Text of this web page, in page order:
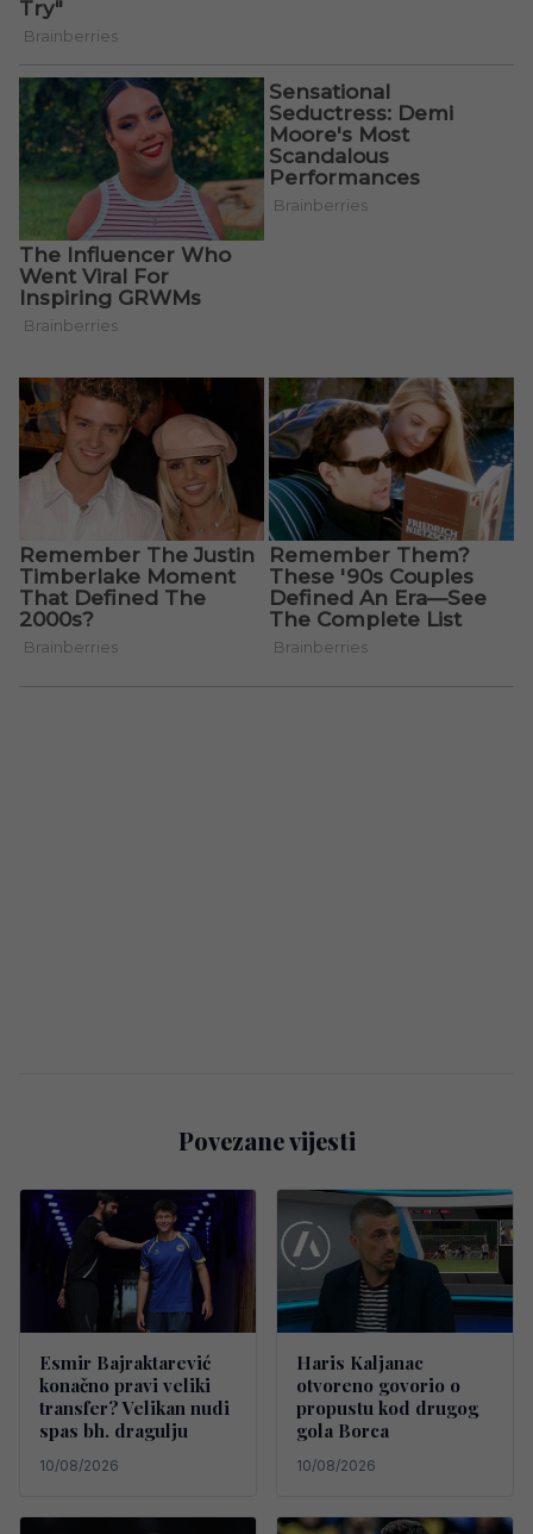
Povezane vijesti
Esmir Bajraktarević
konačno pravi veliki
transfer? Velikan nudi
spas bh. dragulju
10/08/2026
Haris Kaljanac
otvoreno govorio o
propustu kod drugog
gola Borca
10/08/2026